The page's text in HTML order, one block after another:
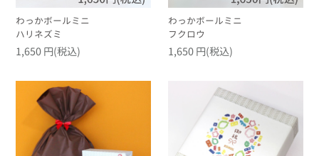
わっかボールミニ
ハリネズミ
1,650 円(税込)
わっかボールミニ
フクロウ
1,650 円(税込)